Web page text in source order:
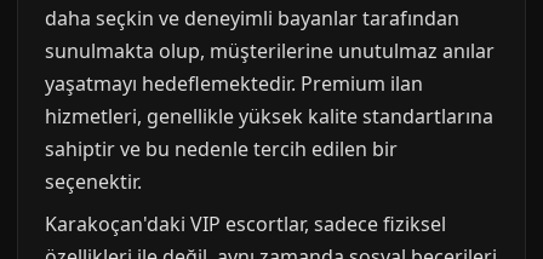
daha seçkin ve deneyimli bayanlar tarafından
sunulmakta olup, müşterilerine unutulmaz anılar
yaşatmayı hedeflemektedir. Premium ilan
hizmetleri, genellikle yüksek kalite standartlarına
sahiptir ve bu nedenle tercih edilen bir
seçenektir.
Karakoçan'daki VIP escortlar, sadece fiziksel